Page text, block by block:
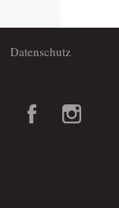
Datenschutz